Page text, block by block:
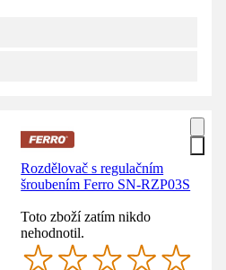
Rozdělovač s regulačním
šroubením Ferro SN-RZP03S
Toto zboží zatím nikdo
nehodnotil.